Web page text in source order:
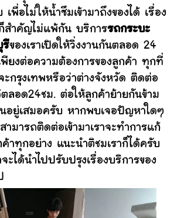
เพื่อไม่ให้น้ำซึมเข้ามาถึงของได้ เรื่อง
สำคัญไม่แพ้กัน บริการรถกระบะ
รีของเราเปิดให้วิ่งงานกันตลอด 24
พียงต่อความต้องการของลูกค้า ทุกที่
ะกรุงเทพหรือว่าต่างจังหวัด ติดต่อ
ตลอด24ชม. ต่อให้ลูกค้าย้ายกันข้าม
อยู่เสมอครับ หากพบเจอปัญหาใดๆ
ามารถติดต่อเข้ามาเราจะทำการแก้
าทุกอย่าง แนะนำติชมเราก็ได้ครับ
ะได้นำไปปรับปรุงเรื่องบริการของ